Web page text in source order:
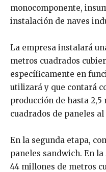
monocomponente,
instalación de naves
La empresa instalará
metros cuadrados
específicamente en
utilizará y que contará
producción de hasta
cuadrados de paneles al
En la segunda etapa,
paneles sandwich. En
44 millones de metros